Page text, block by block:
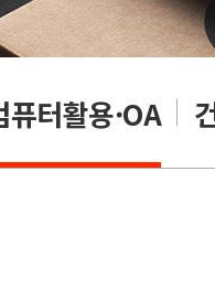
퓨터활용·OA